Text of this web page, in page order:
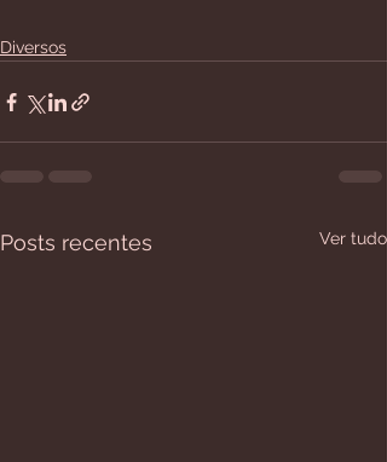
Diversos
Posts recentes Ver tudo